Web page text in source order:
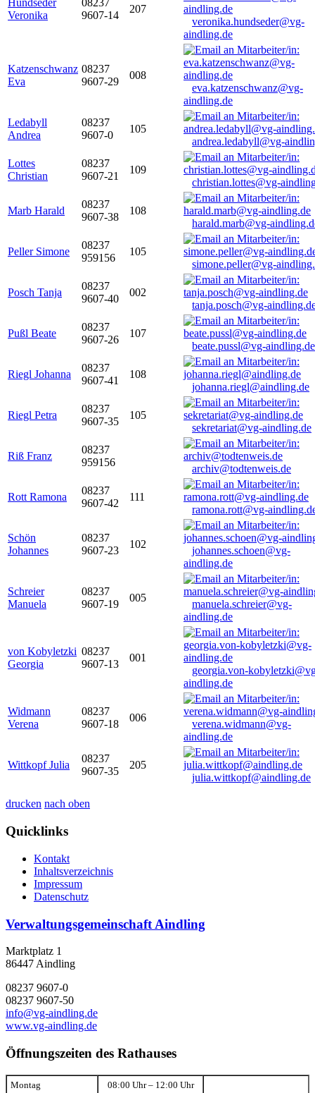
Hundseder
Veronika
08237
9607-14
207
veronika.hundseder@vg-
aindling.de
Katzenschwanz
Eva
08237
9607-29
008
eva.katzenschwanz@vg-
aindling.de
Ledabyll
Andrea
08237
9607-0
105
andrea.ledabyll@vg-
Lottes
Christian
08237
9607-21
109
christian.lottes@vg-
Marb Harald
08237
9607-38
108
harald.marb@vg-
Peller Simone
08237
959156
105
simone.peller@vg-
Posch Tanja
08237
9607-40
002
tanja.posch@vg-
Pußl Beate
08237
9607-26
107
beate.pussl@vg-aindling.de
Riegl Johanna
08237
9607-41
108
johanna.riegl@aindling.de
Riegl Petra
08237
9607-35
105
sekretariat@vg-aindling.de
Riß Franz
08237
959156
archiv@todtenweis.de
Rott Ramona
08237
9607-42
111
ramona.rott@vg-
Schön
Johannes
08237
9607-23
102
johannes.schoen@vg-
aindling.de
Schreier
Manuela
08237
9607-19
005
manuela.schreier@vg-
aindling.de
von Kobyletzki
Georgia
08237
9607-13
001
georgia.von-
aindling.de
Widmann
Verena
08237
9607-18
006
verena.widmann@vg-
aindling.de
Wittkopf Julia
08237
9607-35
205
julia.wittkopf@aindling.de
drucken nach oben
Quicklinks
Kontakt
Inhaltsverzeichnis
Impressum
Datenschutz
Verwaltungsgemeinschaft Aindling
Marktplatz 1
86447 Aindling
08237 9607-0
08237 9607-50
info@vg-aindling.de
www.vg-aindling.de
Öffnungszeiten des Rathauses
Montag 08:00 Uhr – 12:00 Uhr